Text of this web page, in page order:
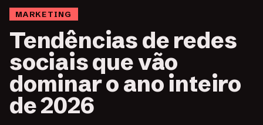
MARKETING
Tendências de redes
sociais que vão
dominar o ano inteiro
de 2026